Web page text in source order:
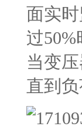
面实
过
当变
直到